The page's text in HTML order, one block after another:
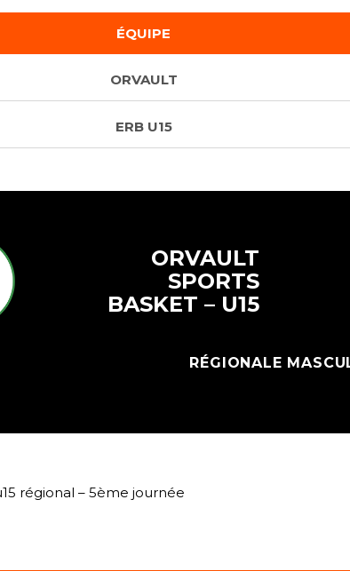
ÉQUIPE
ORVAULT
ERB U15
ORVAULT
SPORTS
BASKET – U15
RÉGIONALE
régional – 5ème journée